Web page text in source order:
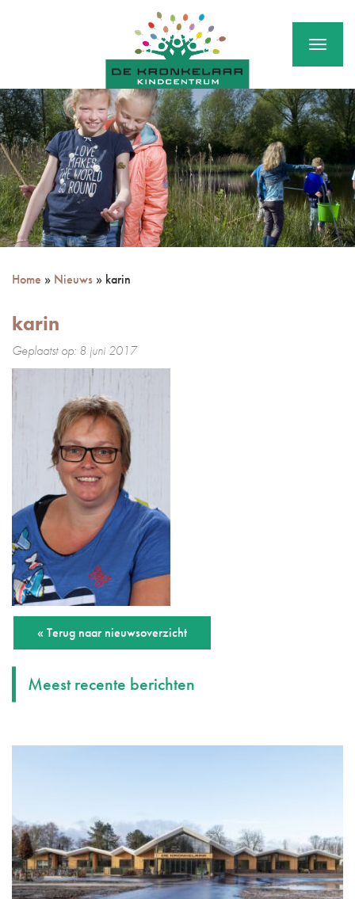
Menu
Home » Nieuws » karin
karin
Geplaatst op: 8 juni 2017
« Terug naar nieuwsoverzicht
Meest recente berichten